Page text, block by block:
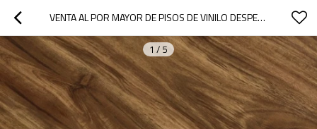
VENTA AL POR MAYOR DE PISOS DE VINILO DESPEGAR Y PEGAR DIRECTAMENTE DEL FABRICANTE | 6''X36'' 2MM AUTOADHESIVO SUELOS DE PVC ECONÓMICO HIF 21532
1 / 5